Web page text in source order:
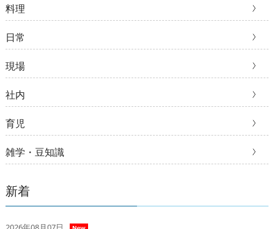
料理
日常
現場
社内
育児
雑学・豆知識
新着